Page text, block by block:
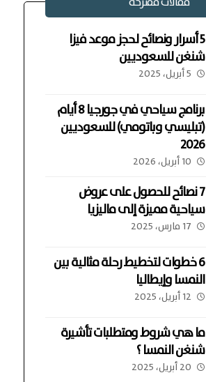
5 أسرار ونصائح لحجز موعد فيزا
شنغن للسعوديين
5 أبريل، 2025
برنامج سياحي في جورجيا 8 أيام
(تبليسي وباتومي) للسعوديين
2026
10 أبريل، 2026
7 نصائح للحصول على عروض
سياحية مميزة إلى ماليزيا
17 مارس، 2025
6 خطوات لتخطيط رحلة مثالية بين
النمسا وإيطاليا
12 أبريل، 2025
ما هي شروط ومتطلبات تأشيرة
شنغن النمسا ؟
20 أبريل، 2025